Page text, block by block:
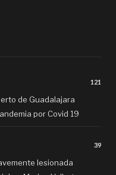
121
de Guadalajara
por Covid 19
39
lesionada